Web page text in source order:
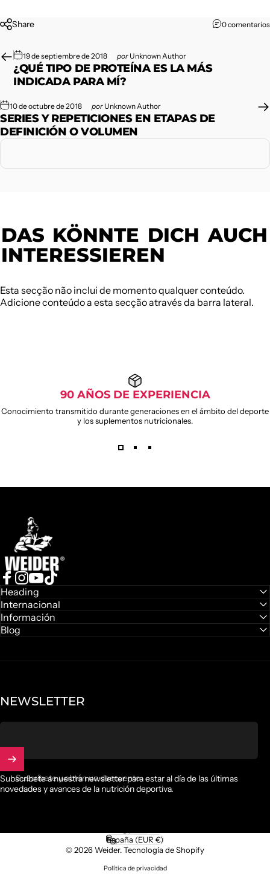
Share 0 comentarios
19 de septiembre de 2018 por Unknown Author
¿QUÉ TIPO DE PROTEÍNA ES LA MÁS
INDICADA PARA MÍ?
10 de octubre de 2018 por Unknown Author
SERIES Y REPETICIONES EN ETAPAS DE
DEFINICIÓN O VOLUMEN
DAS KÖNNTE DICH AUCH
INTERESSIEREN
Esta secção não inclui de momento qualquer conteúdo.
Adicione conteúdo a esta secção através da barra lateral.
90 AÑOS DE EXPERIENCIA
Conocimiento transmitido durante generaciones en el ámbito del deporte
y los suplementos nutricionales.
Weider
Facebook
Instagram
YouTube
Heading
Internacional
Información
Blog
NEWSLETTER
Suscríbete y obtén un descuento
Subscríbete a nuestra newsletter para estar al día de las últimas
novedades y avances de la nutrición deportiva.
© 2026 Weider.Tecnología de Shopify
Política de privacidad
Idioma
País/región
España (EUR €)